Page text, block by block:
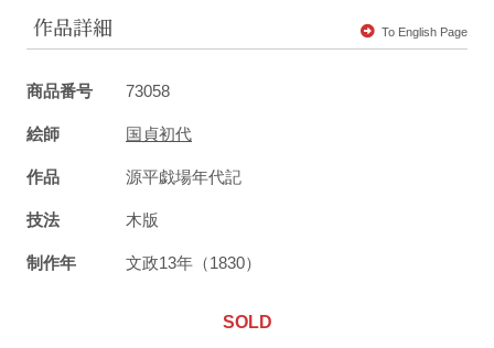
作品詳細 To English Page
商品番号 73058
絵師 国貞初代
作品 源平戯場年代記
技法 木版
制作年 文政13年（1830）
SOLD